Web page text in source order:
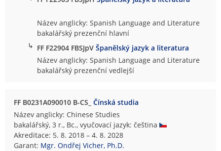
Název anglicky: Spanish Language and Literature
bakalářský prezenční hlavní
↳ FF F22904 FBSJpVŠpanělský jazyk a literatura
Název anglicky: Spanish Language and Literature
bakalářský prezenční vedlejší
FF B0231A090010 B-CS_Čínská studia
Název anglicky: Chinese Studies
bakalářský, 3 r., Bc., vyučovací jazyk: čeština
Akreditace: 5. 8. 2018 – 4. 8. 2028
Garant: Mgr. Ondřej Vicher, Ph.D.